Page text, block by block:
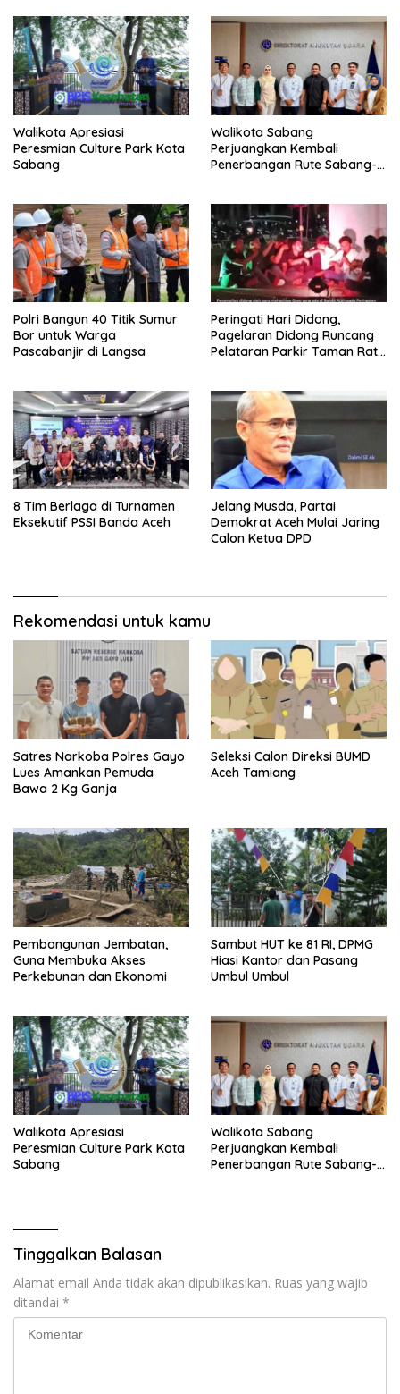
Walikota Apresiasi
Peresmian Culture Park Kota
Sabang
Walikota Sabang
Perjuangkan Kembali
Penerbangan Rute Sabang-
Polri Bangun 40 Titik Sumur
Bor untuk Warga
Pascabanjir di Langsa
Peringati Hari Didong,
Pagelaran Didong Runcang
Pelataran Parkir Taman Ratu
8 Tim Berlaga di Turnamen
Eksekutif PSSI Banda Aceh
Jelang Musda, Partai
Demokrat Aceh Mulai Jaring
Calon Ketua DPD
Rekomendasi untuk kamu
Satres Narkoba Polres Gayo
Lues Amankan Pemuda
Bawa 2 Kg Ganja
Seleksi Calon Direksi BUMD
Aceh Tamiang
Pembangunan Jembatan,
Guna Membuka Akses
Perkebunan dan Ekonomi
Sambut HUT ke 81 RI, DPMG
Hiasi Kantor dan Pasang
Umbul Umbul
Walikota Apresiasi
Peresmian Culture Park Kota
Sabang
Walikota Sabang
Perjuangkan Kembali
Penerbangan Rute Sabang-
Tinggalkan Balasan
Alamat email Anda tidak akan dipublikasikan. Ruas yang wajib
ditandai *